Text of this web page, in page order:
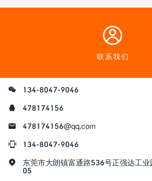

联系我们
 134-8047-9046
 478174156
 478174156@qq.com
 134-8047-9046

东莞市大朗镇富通路536号正强达工
05